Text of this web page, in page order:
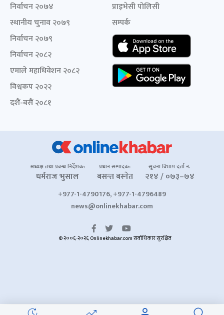
निर्वाचन २०७४
स्थानीय चुनाव २०७९
निर्वाचन २०७९
निर्वाचन २०८२
एमाले महाधिवेशन २०८२
विश्वकप २०२२
दशैं-बसैं २०८१
प्राइभेसी पोलिसी
सम्पर्क
अध्यक्ष तथा प्रबन्ध निर्देशक:
धर्मराज भुसाल
प्रधान सम्पादक:
बसन्त बस्नेत
सूचना विभाग दर्ता नं.
२१४ / ०७३–७४
+977-1-4790176, +977-1-4796489
news@onlinekhabar.com
© २००६-२०२६ Onlinekhabar.com सर्वाधिकार सुरक्षित